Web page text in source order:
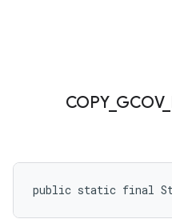
COPY_ GCOV_
public static final String